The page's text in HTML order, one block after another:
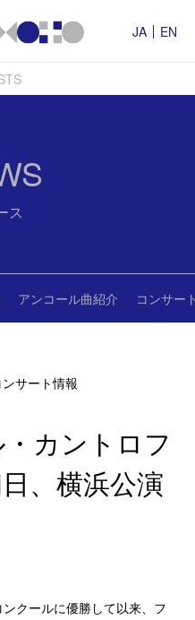
JA EN
ス
アンコール曲紹介 コンサー
ンサート情報
カントロフ
、横浜公演
クールに優勝して以来、フ